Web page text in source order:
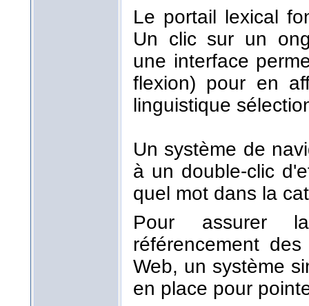
Le portail lexical
Un clic sur un
une interface
flexion) pour en
linguistique
Un système de
à un double-clic
quel mot dans la
Pour assurer
référencement
Web, un système
en place pour